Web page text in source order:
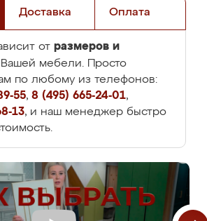
Доставка Оплата
от размеров и
Вашей мебели. Просто
по любому из телефонов:
55, 8 (495) 665-24-01,
13, и наш менеджер быстро